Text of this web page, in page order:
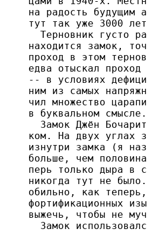
на радость будущим
тут так уже 3000
Терновник густо
находится замок,
проход в этом
едва отыскал
-- в условиях
ним из самых
чил множество
в буквальном смысле.
Замок Джён
ком. На двух углах
изнутри замка (я
больше, чем
перь только дыра в
никогда тут не
обильно, как
фортификационных
выжечь, чтобы не
Замок